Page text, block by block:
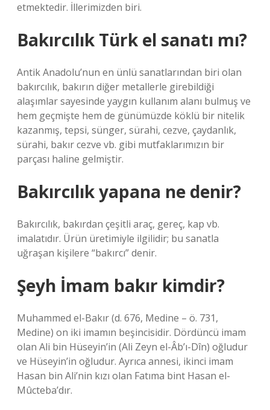
etmektedir. İllerimizden biri.
Bakırcılık Türk el sanatı mı?
Antik Anadolu’nun en ünlü sanatlarından biri olan
bakırcılık, bakırın diğer metallerle girebildiği
alaşımlar sayesinde yaygın kullanım alanı bulmuş ve
hem geçmişte hem de günümüzde köklü bir nitelik
kazanmış, tepsi, sünger, sürahi, cezve, çaydanlık,
sürahi, bakır cezve vb. gibi mutfaklarımızın bir
parçası haline gelmiştir.
Bakırcılık yapana ne denir?
Bakırcılık, bakırdan çeşitli araç, gereç, kap vb.
imalatıdır. Ürün üretimiyle ilgilidir; bu sanatla
uğraşan kişilere “bakırcı” denir.
Şeyh İmam bakır kimdir?
Muhammed el-Bakır (d. 676, Medine – ö. 731,
Medine) on iki imamın beşincisidir. Dördüncü imam
olan Ali bin Hüseyin’in (Ali Zeyn el-Âb’ı-Dîn) oğludur
ve Hüseyin’in oğludur. Ayrıca annesi, ikinci imam
Hasan bin Ali’nin kızı olan Fatıma bint Hasan el-
Mûcteba’dır.